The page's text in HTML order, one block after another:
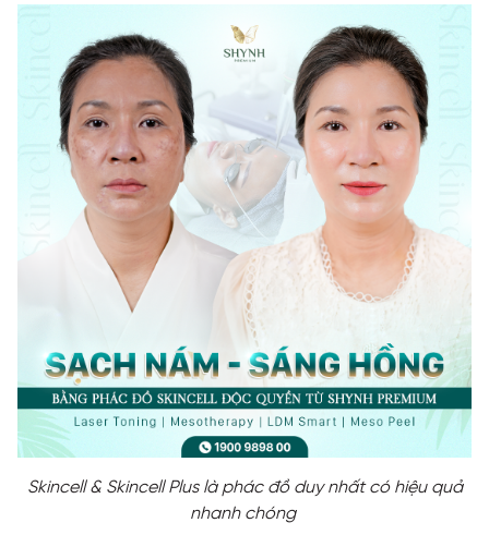
Skincell & Skincell Plus là phác đồ duy nhất có hiệu quả
nhanh chóng